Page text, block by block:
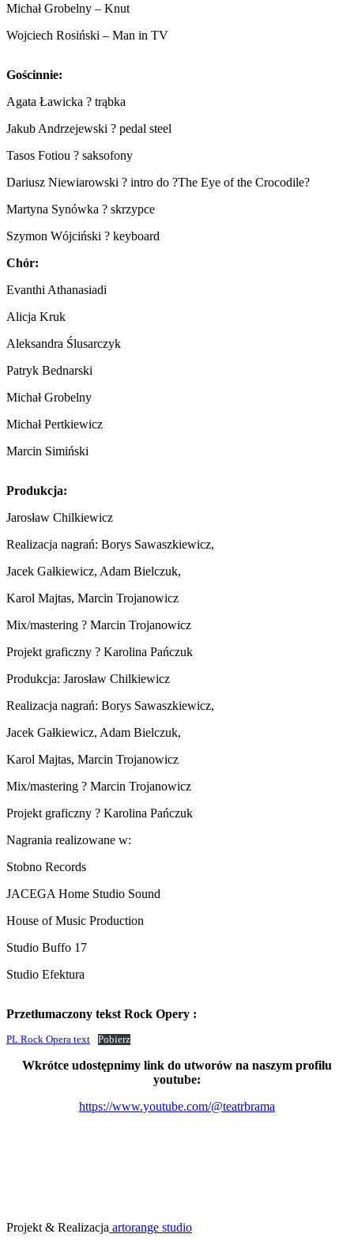
Michał Grobelny – Knut
Wojciech Rosiński – Man in TV
Gościnnie:
Agata Ławicka ? trąbka
Jakub Andrzejewski ? pedal steel
Tasos Fotiou ? saksofony
Dariusz Niewiarowski ? intro do ?The Eye of the Crocodile?
Martyna Synówka ? skrzypce
Szymon Wójciński ? keyboard
Chór:
Evanthi Athanasiadi
Alicja Kruk
Aleksandra Ślusarczyk
Patryk Bednarski
Michał Grobelny
Michał Pertkiewicz
Marcin Simiński
Produkcja:
Jarosław Chilkiewicz
Realizacja nagrań: Borys Sawaszkiewicz,
Jacek Gałkiewicz, Adam Bielczuk,
Karol Majtas, Marcin Trojanowicz
Mix/mastering ? Marcin Trojanowicz
Projekt graficzny ? Karolina Pańczuk
Produkcja: Jarosław Chilkiewicz
Realizacja nagrań: Borys Sawaszkiewicz,
Jacek Gałkiewicz, Adam Bielczuk,
Karol Majtas, Marcin Trojanowicz
Mix/mastering ? Marcin Trojanowicz
Projekt graficzny ? Karolina Pańczuk
Nagrania realizowane w:
Stobno Records
JACEGA Home Studio Sound
House of Music Production
Studio Buffo 17
Studio Efektura
Przetłumaczony tekst Rock Opery :
PL Rock Opera text Pobierz
Wkrótce udostępnimy link do utworów na naszym profilu
youtube:
https://www.youtube.com/@teatrbrama
Projekt & Realizacja artorange studio